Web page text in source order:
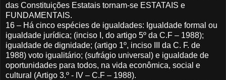
das Constituições Estatais tornam-se ESTATAIS e
FUNDAMENTAIS.
16 – Há cinco espécies de igualdades: Igualdade formal ou
igualdade jurídica; (inciso I, do artigo 5º da C.F – 1988);
igualdade de dignidade; (artigo 1º, inciso III da C. F. de
1988) voto igualitário; (sufrágio universal) e igualdade de
oportunidades para todos, na vida econômica, social e
cultural (Artigo 3.º - IV – C.F – 1988).